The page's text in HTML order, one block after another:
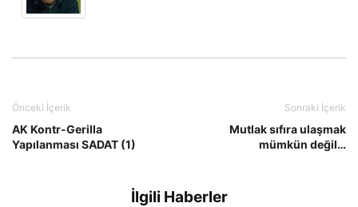
Önceki İçerik
AK Kontr-Gerilla
Yapılanması SADAT (1)
Sonraki İçerik
Mutlak sıfıra ulaşmak
mümkün değil…
İlgili Haberler